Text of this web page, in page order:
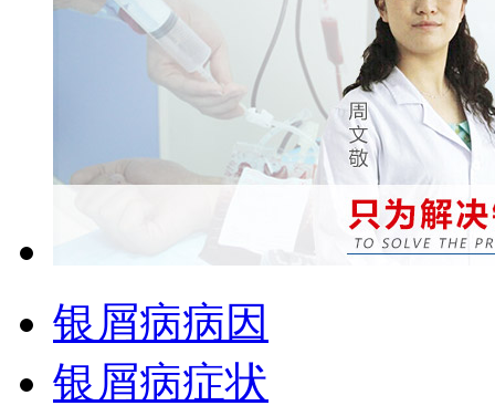
银屑病病因
银屑病症状